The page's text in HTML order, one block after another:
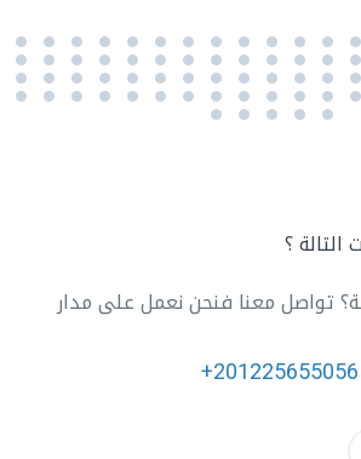
؟
تواصل معنا فنحن نعمل على مدار
+201225655056